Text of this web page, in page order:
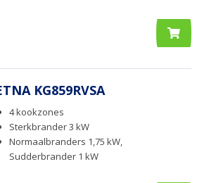
KG859RVSA
4 kookzones
Sterkbrander 3 kW
Normaalbranders 1,75 kW,
Sudderbrander 1 kW